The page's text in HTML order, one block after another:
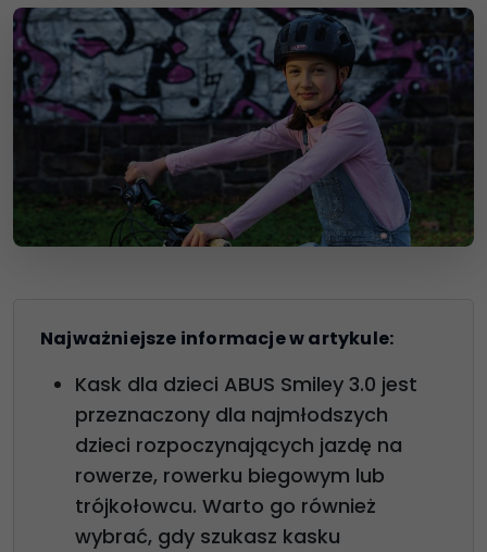
Najważniejsze informacje w artykule:
Kask dla dzieci ABUS Smiley 3.0 jest
przeznaczony dla najmłodszych
dzieci rozpoczynających jazdę na
rowerze, rowerku biegowym lub
trójkołowcu. Warto go również
wybrać, gdy szukasz kasku